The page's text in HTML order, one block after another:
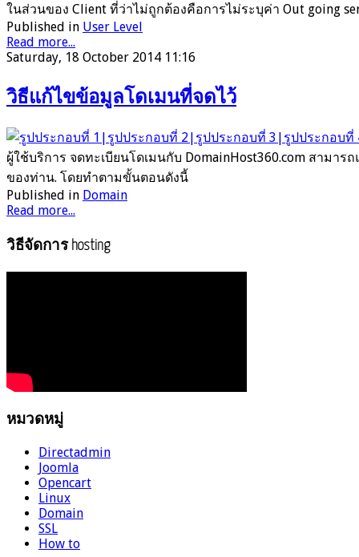
ในส่วนของ Client ที่ว่าไม่ถูกต้องคือการไม่ระบุค่า Out going
Published in User Level
Read more...
Saturday, 18 October 2014 11:16
วิธีแก้ไขข้อมูลโดเมนที่จดไว้
ผู้ใช้บริการ จดทะเบียนโดเมนกับ DomainHost360.com สามา
ของท่าน. โดยทำตามขั้นตอนดังนี้
Published in Domain
Read more...
วิธีจัดการ hosting
หมวดหมู่
Directadmin
Joomla
Opencart
Linux
Domain
SSL
How to